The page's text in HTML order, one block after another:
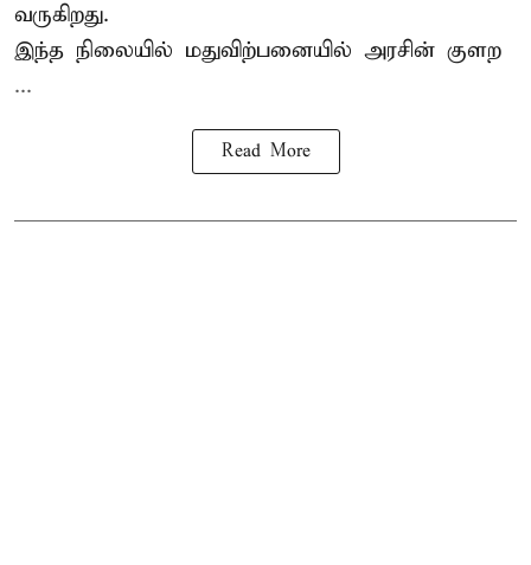
வருகிறது.
இந்த நிலையில் மதுவிற்பனையில் அரசின் குளற
...
Read More